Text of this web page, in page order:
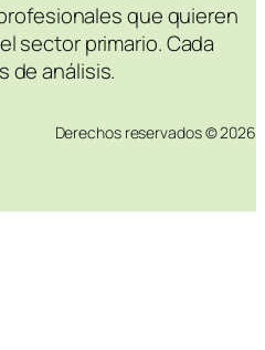
que quieren
sector primario. Cada
de análisis.
Derechos reservados © 2026